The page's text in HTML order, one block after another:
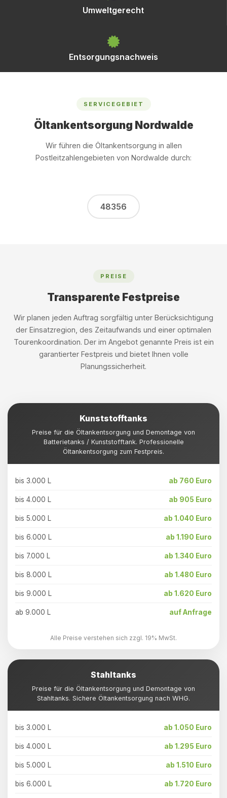
Umweltgerecht
Entsorgungsnachweis
SERVICEGEBIET
Öltankentsorgung Nordwalde
Wir führen die Öltankentsorgung in allen
Postleitzahlengebieten von Nordwalde durch:
48356
PREISE
Transparente Festpreise
Wir planen jeden Auftrag sorgfältig unter Berücksichtigung
der Einsatzregion, des Zeitaufwands und einer optimalen
Tourenkoordination. Der im Angebot genannte Preis ist ein
garantierter Festpreis und bietet Ihnen volle
Planungssicherheit.
Kunststofftanks
Preise für die Öltankentsorgung und Demontage von
Batterietanks / Kunststofftank. Professionelle
Öltankentsorgung zum Festpreis.
bis 3.000 L ab 760 Euro
bis 4.000 L ab 905 Euro
bis 5.000 L ab 1.040 Euro
bis 6.000 L ab 1.190 Euro
bis 7.000 L ab 1.340 Euro
bis 8.000 L ab 1.480 Euro
bis 9.000 L ab 1.620 Euro
ab 9.000 L auf Anfrage
Alle Preise verstehen sich zzgl. 19% MwSt.
Stahltanks
Preise für die Öltankentsorgung und Demontage von
Stahltanks. Sichere Öltankentsorgung nach WHG.
bis 3.000 L ab 1.050 Euro
bis 4.000 L ab 1.295 Euro
bis 5.000 L ab 1.510 Euro
bis 6.000 L ab 1.720 Euro